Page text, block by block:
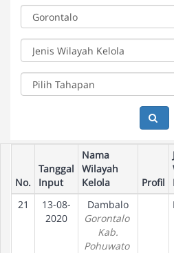
No.
Tanggal
Input
Nama
Wilayah
Kelola
Profil
21
13-08-
2020
Dambalo
Gorontalo
Kab.
Pohuwato